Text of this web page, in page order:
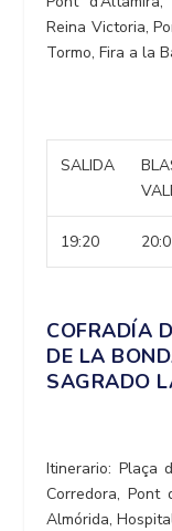
Reina Victoria,
Tormo, Fira a la
SALIDA
19:20
COFRADÍA
DE LA
SAGRADO
Itinerario: Plaça
Corredora, Pont
Almórida,